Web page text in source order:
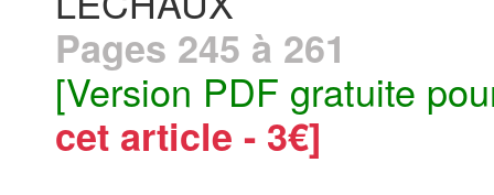
Pages 245 à 261
[Version PDF gratuite
cet article - 3€]